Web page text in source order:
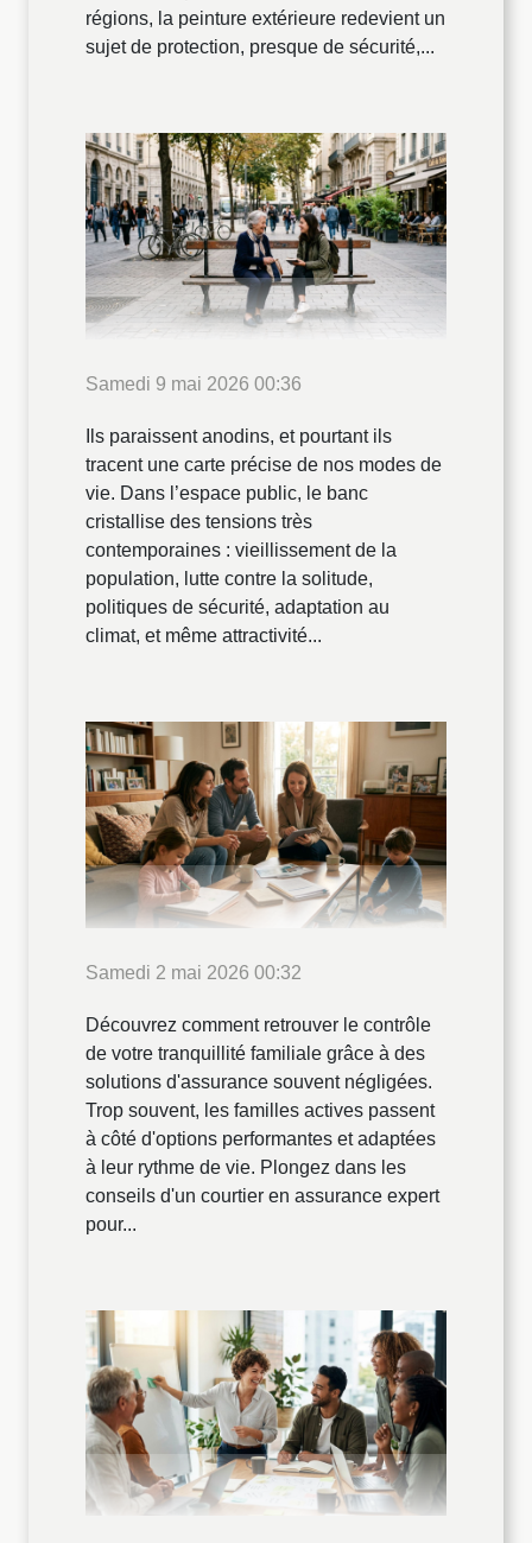
régions, la peinture extérieure redevient un
sujet de protection, presque de sécurité,...
Samedi 9 mai 2026 00:36
Ils paraissent anodins, et pourtant ils
tracent une carte précise de nos modes de
vie. Dans l’espace public, le banc
cristallise des tensions très
contemporaines : vieillissement de la
population, lutte contre la solitude,
politiques de sécurité, adaptation au
climat, et même attractivité...
Samedi 2 mai 2026 00:32
Découvrez comment retrouver le contrôle
de votre tranquillité familiale grâce à des
solutions d'assurance souvent négligées.
Trop souvent, les familles actives passent
à côté d'options performantes et adaptées
à leur rythme de vie. Plongez dans les
conseils d'un courtier en assurance expert
pour...